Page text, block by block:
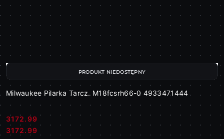
Milwaukee Pilarka Tarcz. M18fcsrh66-0 4933471444
Cena:
3172.99
Cena:
3172.99
PRODUKT NIEDOSTĘPNY